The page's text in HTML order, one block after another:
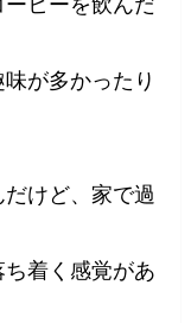
が多かったり
けど、家で過
着く感覚があ